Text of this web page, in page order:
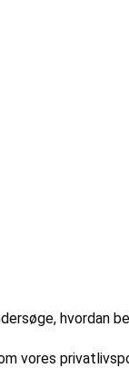
hvordan
vores